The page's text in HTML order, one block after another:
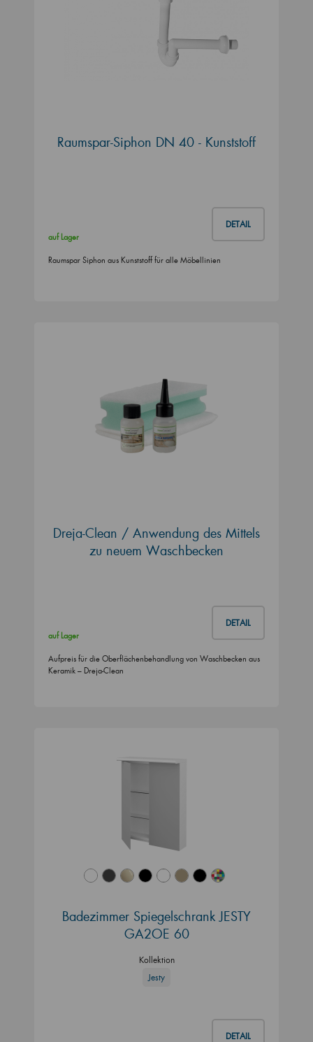
Raumspar-Siphon DN 40 - Kunststoff
DETAIL
auf Lager
Raumspar Siphon aus Kunststoff für alle Möbellinien
Dreja-Clean / Anwendung des Mittels
zu neuem Waschbecken
DETAIL
auf Lager
Aufpreis für die Oberflächenbehandlung von Waschbecken aus
Keramik – Dreja-Clean
Badezimmer Spiegelschrank JESTY
GA2OE 60
Kollektion
Jesty
DETAIL